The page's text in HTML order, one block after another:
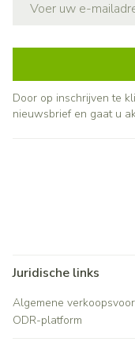
Door op inschrijven te
nieuwsbrief en gaat u
Juridische links
Algemene
ODR-platform